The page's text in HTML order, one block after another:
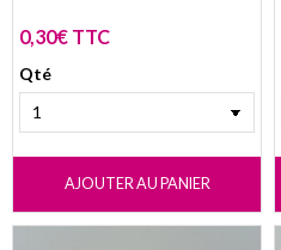
0,30€ TTC
Qté
AJOUTER AU PANIER